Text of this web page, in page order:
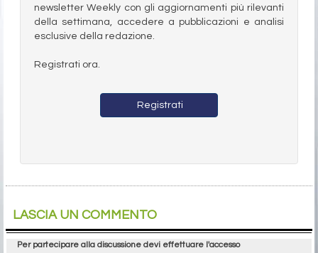
newsletter Weekly con gli aggiornamenti più rilevanti
della settimana, accedere a pubblicazioni e analisi
esclusive della redazione.
Registrati ora.
Registrati
LASCIA UN COMMENTO
Per partecipare alla discussione devi effettuare l'accesso